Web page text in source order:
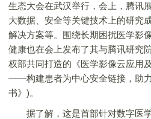
生态大会在武汉举行，会上，腾讯
大数据、安全等关键技术上的研究
解决方案等。围绕长期困扰医学影
健康也在会上发布了其与腾讯研究
权部共同打造的《医学影像云应用
——构建患者为中心安全链接，助
书》)。
据了解，这是首部针对数字医学